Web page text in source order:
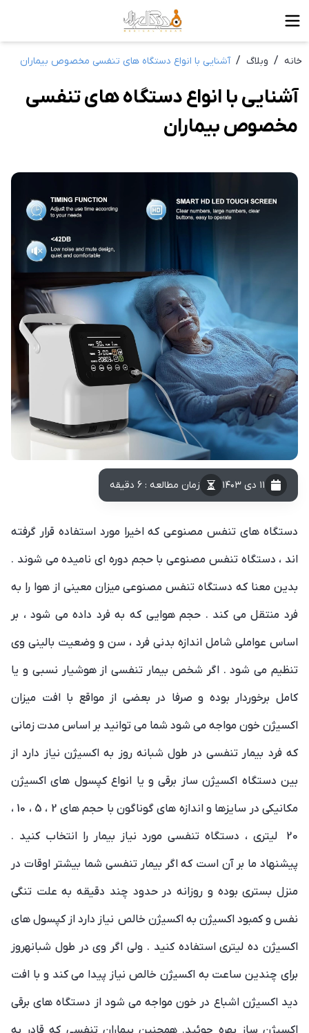
خانه / وبلاگ / آشنایی با انواع دستگاه های تنفسی مخصوص بیماران
آشنایی با انواع دستگاه های تنفسی
مخصوص بیماران
۱۱ دی ۱۴۰۳ زمان مطالعه : 6 دقیقه
دستگاه های تنفس مصنوعی که اخیرا مورد استفاده قرار گرفته
اند ، دستگاه تنفس مصنوعی با حجم دوره ای نامیده می شوند .
بدین معنا که دستگاه تنفس مصنوعی میزان معینی از هوا را به
فرد منتقل می کند . حجم هوایی که به فرد داده می شود ، بر
اساس عواملی شامل اندازه بدنی فرد ، سن و وضعیت بالینی وی
تنظیم می شود . اگر شخص بیمار تنفسی از هوشیار نسبی و یا
کامل برخوردار بوده و صرفا در بعضی از مواقع با افت میزان
اکسیژن خون مواجه می شود شما می توانید بر اساس مدت زمانی
که فرد بیمار تنفسی در طول شبانه روز به اکسیژن نیاز دارد از
بین دستگاه اکسیژن ساز برقی و یا انواع کپسول های اکسیژن
مکانیکی در سایزها و اندازه های گوناگون با حجم های 2 ، 5 ، 10 ،
20 لیتری ، دستگاه تنفسی مورد نیاز بیمار را انتخاب کنید .
پیشنهاد ما بر آن است که اگر بیمار تنفسی شما بیشتر اوقات در
منزل بستری بوده و روزانه در حدود چند دقیقه به علت تنگی
نفس و کمبود اکسیژن به اکسیژن خالص نیاز دارد از کپسول های
اکسیژن ده لیتری استفاده کنید . ولی اگر وی در طول شبانهروز
برای چندین ساعت به اکسیژن خالص نیاز پیدا می کند و با افت
دید اکسیژن اشباع در خون مواجه می شود از دستگاه های برقی
اکسیژن ساز بهره جوئید. همچنین بیماران تنفسی که قادر به